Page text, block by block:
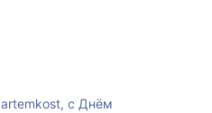
artemkost, с Днём